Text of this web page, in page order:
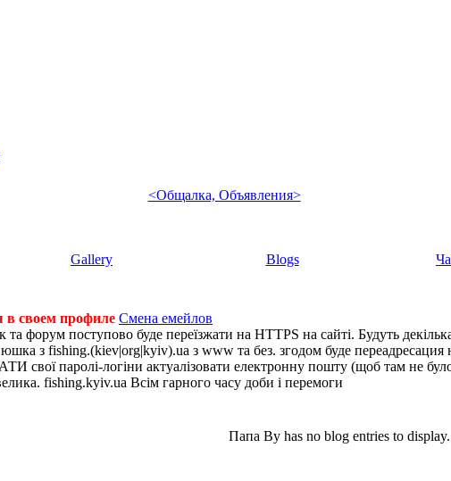
<Общалка, Объявления>
Gallery Blogs
в своем профиле Смена емейлов
форум поступово буде переїзжати на HTTPS на сайті. Будуть
з fishing.(kiev|org|kyiv).ua з www та без. згодом буде
свої паролі-логіни актуалізовати електронну пошту (щоб там не
fishing.kyiv.ua Всім гарного часу доби і перемоги
Папа Ву has no blog entries to display.